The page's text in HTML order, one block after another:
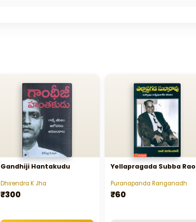
Gandhiji Hantakudu
Dhirendra K Jha
₹300
Yellapragada Subba Rao
Puranapanda Ranganadh
₹60